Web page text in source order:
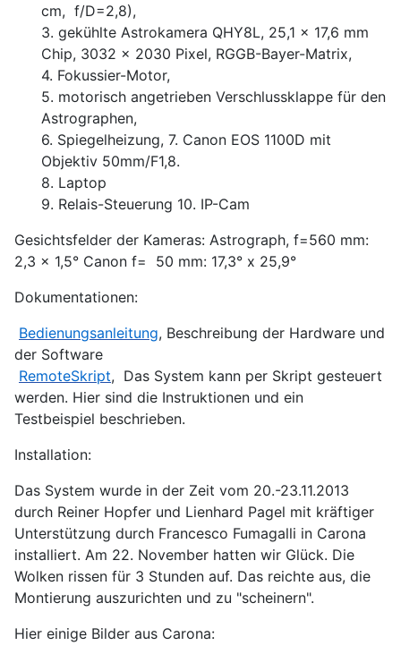
cm, f/D=2,8),
3. gekühlte Astrokamera QHY8L, 25,1 x 17,6 mm
Chip, 3032 x 2030 Pixel, RGGB-Bayer-Matrix,
4. Fokussier-Motor,
5. motorisch angetrieben Verschlussklappe für den
Astrographen,
6. Spiegelheizung, 7. Canon EOS 1100D mit
Objektiv 50mm/F1,8.
8. Laptop
9. Relais-Steuerung 10. IP-Cam
Gesichtsfelder der Kameras: Astrograph, f=560 mm:
2,3 x 1,5° Canon f= 50 mm: 17,3° x 25,9°
Dokumentationen:
Bedienungsanleitung, Beschreibung der Hardware und
der Software
RemoteSkript, Das System kann per Skript gesteuert
werden. Hier sind die Instruktionen und ein
Testbeispiel beschrieben.
Installation:
Das System wurde in der Zeit vom 20.-23.11.2013
durch Reiner Hopfer und Lienhard Pagel mit kräftiger
Unterstützung durch Francesco Fumagalli in Carona
installiert. Am 22. November hatten wir Glück. Die
Wolken rissen für 3 Stunden auf. Das reichte aus, die
Montierung auszurichten und zu "scheinern".
Hier einige Bilder aus Carona: